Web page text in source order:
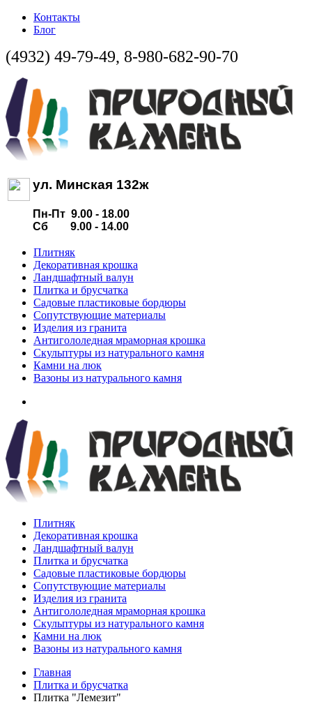
Контакты
Блог
(4932) 49-79-49, 8-980-682-90-70
ул. Минская 132ж
Пн-Пт 9.00 - 18.00
Сб 9.00 - 14.00
Плитняк
Декоративная крошка
Ландшафтный валун
Плитка и брусчатка
Садовые пластиковые бордюры
Сопутствующие материалы
Изделия из гранита
Антигололедная мраморная крошка
Скульптуры из натурального камня
Камни на люк
Вазоны из натурального камня
Плитняк
Декоративная крошка
Ландшафтный валун
Плитка и брусчатка
Садовые пластиковые бордюры
Сопутствующие материалы
Изделия из гранита
Антигололедная мраморная крошка
Скульптуры из натурального камня
Камни на люк
Вазоны из натурального камня
Главная
Плитка и брусчатка
Плитка "Лемезит"